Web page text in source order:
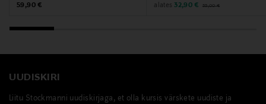
Original Price
59,90 €
alates Discounted Price
32,90 € Original Price
55,00 €
UUDISKIRI
Liitu Stockmanni uudiskirjaga, et olla kursis värskete uudiste ja